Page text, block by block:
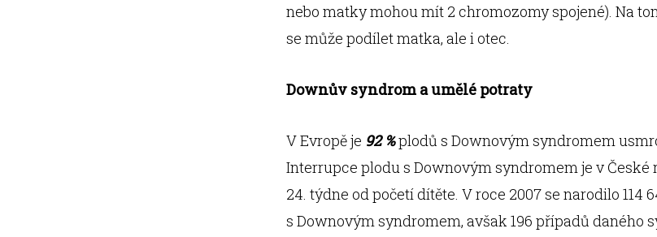
nebo matky mohou mít 2 chromozomy spojené). Na
se může podílet matka, ale i otec.
Downův syndrom a umělé potraty
V Evropě je 92 %plodů s Downovým syndromem
Interrupce plodu s Downovým syndromem je v České
24. týdne od početí dítěte. V roce 2007 se narodilo 114
s Downovým syndromem, avšak 196 případů daného